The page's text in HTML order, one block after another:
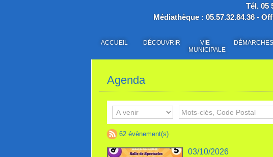
Tél. 05
Médiathèque : 05.57.32.84.36 -
ACCUEIL DÉCOUVRIR
VIE
MUNICIPALE
DÉMARCHES
Agenda
62 évènement(s)
03/10/2026